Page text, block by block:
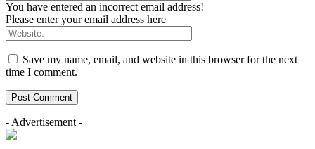
You have entered an incorrect email address!
Please enter your email address here
Save my name, email, and website in this browser for the next
time I comment.
- Advertisement -